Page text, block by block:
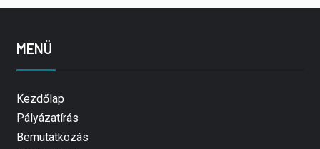
MENÜ
Kezdőlap
Pályázatírás
Bemutatkozás